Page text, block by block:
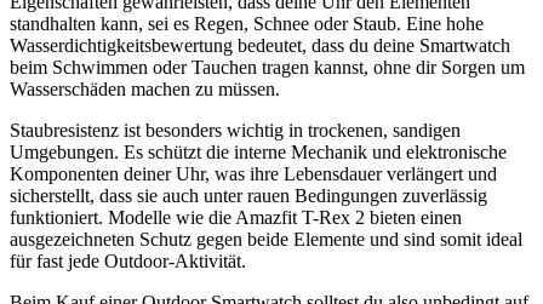
standhalten kann, sei es Regen, Schnee oder Staub. Eine hohe
Wasserdichtigkeitsbewertung bedeutet, dass du deine Smartwatch
beim Schwimmen oder Tauchen tragen kannst, ohne dir Sorgen um
Wasserschäden machen zu müssen.
Staubresistenz ist besonders wichtig in trockenen, sandigen
Umgebungen. Es schützt die interne Mechanik und elektronische
Komponenten deiner Uhr, was ihre Lebensdauer verlängert und
sicherstellt, dass sie auch unter rauen Bedingungen zuverlässig
funktioniert. Modelle wie die Amazfit T-Rex 2 bieten einen
ausgezeichneten Schutz gegen beide Elemente und sind somit ideal
für fast jede Outdoor-Aktivität.